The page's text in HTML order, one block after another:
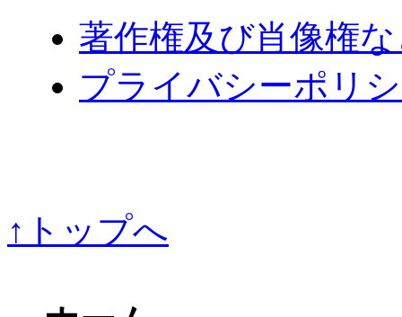
著作権及び肖像権
プライバシーポリ
↑トップへ